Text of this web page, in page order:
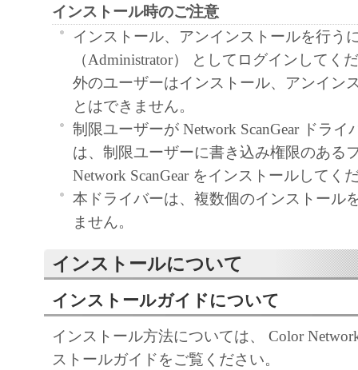
正、改変、逆コンパイル、逆アセンブル、
エンジニアリング等することはできません
このような行為をさせてはなりません。
３．著作権表示
お客様は、「本ソフトウェア」に含まれる
キヤノンのライセンサーの著作権表示を変
しくは削除してはなりません。
４．所有権
「本ソフトウェア」に係る権原および所有
によりキヤノンまたはキヤノンのライセン
５．輸出
お客様は、日本国政府または関連する外国
許可等を得ることなしに、「本ソフトウェ
は一部を、直接または間接に輸出してはな
６．サポートおよびアップデート
インストール時のご注意
インストール、アンインストールを行う
（Administrator） としてログインしてく
外のユーザーはインストール、アンイン
とはできません。
制限ユーザーが Network ScanGear ドライ
は、制限ユーザーに書き込み権限のある
Network ScanGear をインストールしてく
本ドライバーは、複数個のインストール
ません。
インストールについて
インストールガイドについて
インストール方法については、 Color
ストールガイドをご覧ください。